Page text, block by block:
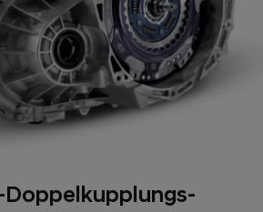
Doppelkupplungs-